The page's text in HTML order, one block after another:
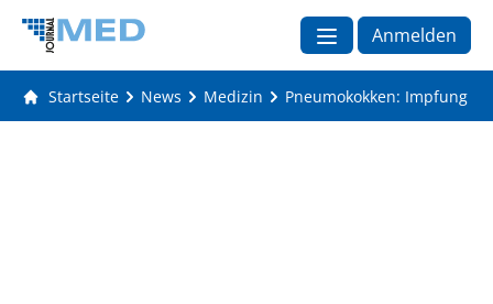
Anmelden
Startseite News Medizin Pneumokokken: Impfung